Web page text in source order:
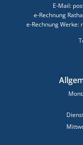
E-Mail:
e-Rechnung
e-Rechnung Werke: